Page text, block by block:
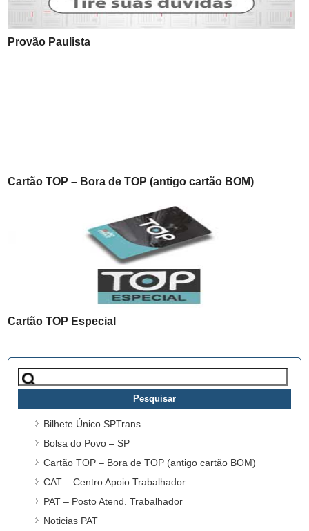
Provão Paulista
Cartão TOP – Bora de TOP (antigo cartão BOM)
Cartão TOP Especial
Pesquisar
por:
Bilhete Único SPTrans
Bolsa do Povo – SP
Cartão TOP – Bora de TOP (antigo cartão BOM)
CAT – Centro Apoio Trabalhador
PAT – Posto Atend. Trabalhador
Noticias PAT